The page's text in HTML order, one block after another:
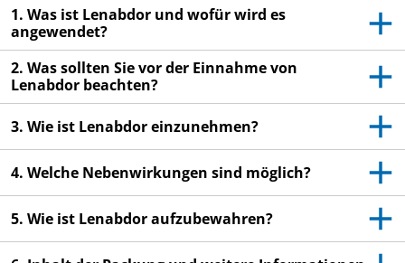
Arzneimittels beginnen, denn sie enthält wichtige
Informationen.
Heben Sie die Packungsbeilage auf. Vielleicht
möchten Sie diese später nochmals lesen.
Wenn Sie weitere Fragen haben, wenden Sie sich
an Ihren Arzt oder Apotheker.
verschrieben. Geben Sie es nicht an Dritte weiter.
Es kann anderen Menschen schaden, auch wenn
diese die gleichen Beschwerden haben wie Sie.
Wenn Sie Nebenwirkungen bemerken, wenden Sie
1. Was ist Lenabdor und wofür wird es
angewendet?
2. Was sollten Sie vor der Einnahme von
Lenabdor beachten?
3. Wie ist Lenabdor einzunehmen?
4. Welche Nebenwirkungen sind möglich?
5. Wie ist Lenabdor aufzubewahren?